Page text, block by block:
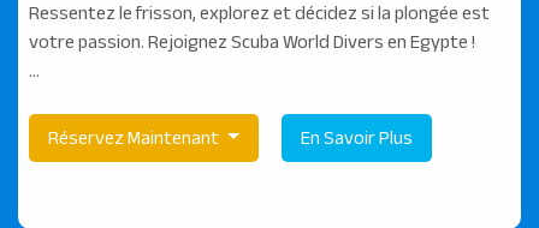
Ressentez le frisson, explorez et décidez si la plongée est
votre passion. Rejoignez Scuba World Divers en Egypte !
...
Réservez Maintenant En Savoir Plus